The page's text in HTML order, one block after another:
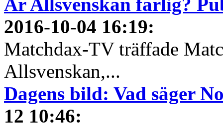
2016-10-04 16:19:
Matchdax-TV träffade
Allsvenskan,...
Dagens bild: Vad säger
12 10:46: